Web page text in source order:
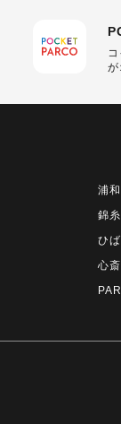
が
浦
錦
ひ
心